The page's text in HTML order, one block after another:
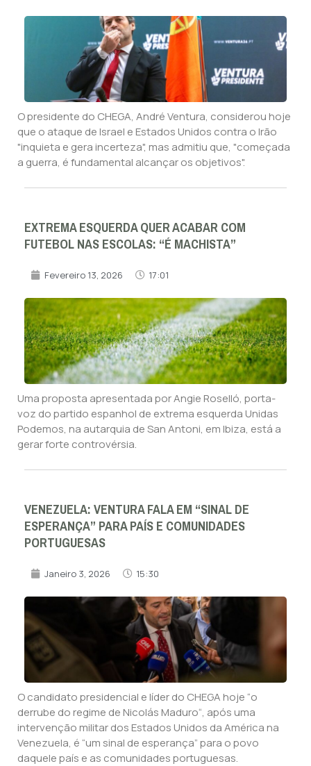
O presidente do CHEGA, André Ventura, considerou hoje
que o ataque de Israel e Estados Unidos contra o Irão
"inquieta e gera incerteza", mas admitiu que, "começada
a guerra, é fundamental alcançar os objetivos".
EXTREMA ESQUERDA QUER ACABAR COM
FUTEBOL NAS ESCOLAS: “É MACHISTA”
Fevereiro 13, 2026 17:01
Uma proposta apresentada por Angie Roselló, porta-
voz do partido espanhol de extrema esquerda Unidas
Podemos, na autarquia de San Antoni, em Ibiza, está a
gerar forte controvérsia.
VENEZUELA: VENTURA FALA EM “SINAL DE
ESPERANÇA” PARA PAÍS E COMUNIDADES
PORTUGUESAS
Janeiro 3, 2026 15:30
O candidato presidencial e líder do CHEGA hoje “o
derrube do regime de Nicolás Maduro“, após uma
intervenção militar dos Estados Unidos da América na
Venezuela, é “um sinal de esperança” para o povo
daquele país e as comunidades portuguesas.